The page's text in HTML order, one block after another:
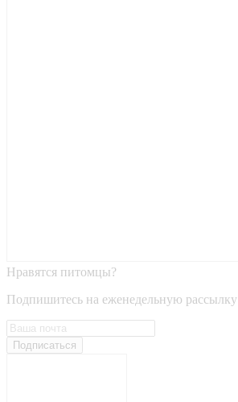
Нравятся питомцы?
Подпишитесь на еженедельную рассылку
Подписаться